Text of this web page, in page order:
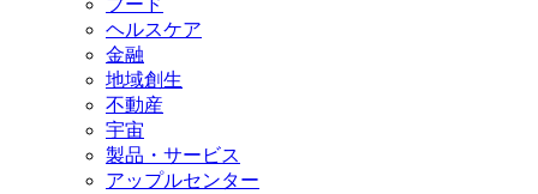
フード
ヘルスケア
金融
地域創生
不動産
宇宙
製品・サービス
アップルセンター